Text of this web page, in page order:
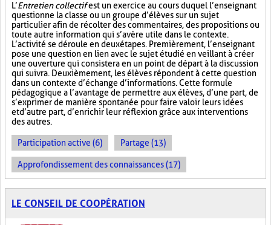
L’Entretien collectifest un exercice au cours duquel l’enseignant
questionne la classe ou un groupe d’élèves sur un sujet
particulier afin de récolter des commentaires, des propositions ou
toute autre information qui s’avère utile dans le contexte.
L’activité se déroule en deux étapes. Premièrement, l’enseignant
pose une question en lien avec le sujet étudié en veillant à créer
une ouverture qui consistera en un point de départ à la discussion
qui suivra. Deuxièmement, les élèves répondent à cette question
dans un contexte d’échange d’informations. Cette formule
pédagogique a l’avantage de permettre aux élèves, d’une part, de
s’exprimer de manière spontanée pour faire valoir leurs idées
et d’autre part, d’enrichir leur réflexion grâce aux interventions
des autres.
Participation active (6) Partage (13)
Approfondissement des connaissances (17)
LE CONSEIL DE COOPÉRATION